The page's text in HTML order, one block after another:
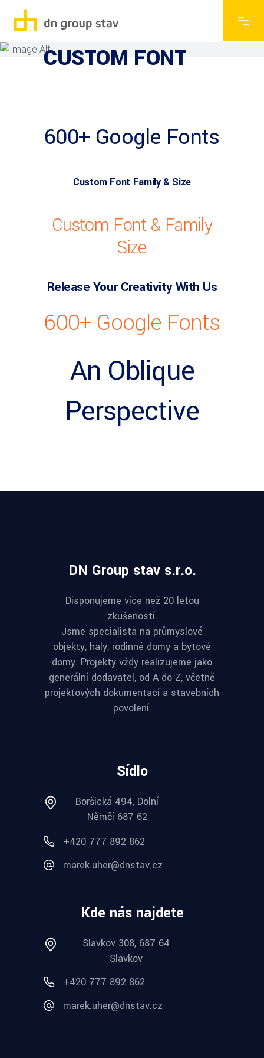
CUSTOM FONT
600+ Google Fonts
Custom Font Family & Size
Custom Font & Family
Size
Release Your Creativity With Us
600+ Google Fonts
An Oblique
Perspective
DN Group stav s.r.o.
Disponujeme více než 20 letou
zkušeností.
Jsme specialista na průmyslové
objekty, haly, rodinné domy a bytové
domy. Projekty vždy realizujeme jako
generální dodavatel, od A do Z, včetně
projektových dokumentací a stavebních
povolení.
Sídlo
Boršická 494, Dolní
Němčí 687 62
+420 777 892 862
marek.uher@dnstav.cz
Kde nás najdete
Slavkov 308, 687 64
Slavkov
+420 777 892 862
marek.uher@dnstav.cz